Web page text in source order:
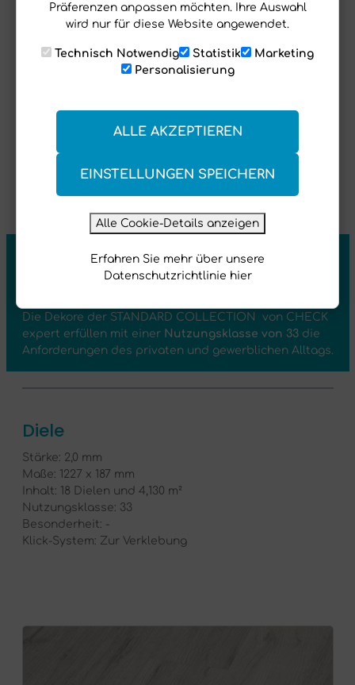
CHECK expert|STANDARD
COLLECTION
Die Dekore der STANDARD COLLECTION von CHECK
expert erfüllen mit einer Nutzungsklasse von 33die
Anforderungen des privaten und gewerblichen Alltags.
Diele
Stärke: 2,0 mm
Maße: 1227 x 187 mm
Inhalt: 18 Dielen und 4,130 m²
Nutzungsklasse: 33
Besonderheit: -
Klick-System: Zur Verklebung
Präferenzen anpassen möchten. Ihre Auswahl
wird nur für diese Website angewendet.
Technisch Notwendig Statistik
Marketing
Personalisierung
EINSTELLUNGEN SPEICHERN
ALLE AKZEPTIEREN
Alle Cookie-Details anzeigen
Erfahren Sie mehr über unsere
Datenschutzrichtlinie hier